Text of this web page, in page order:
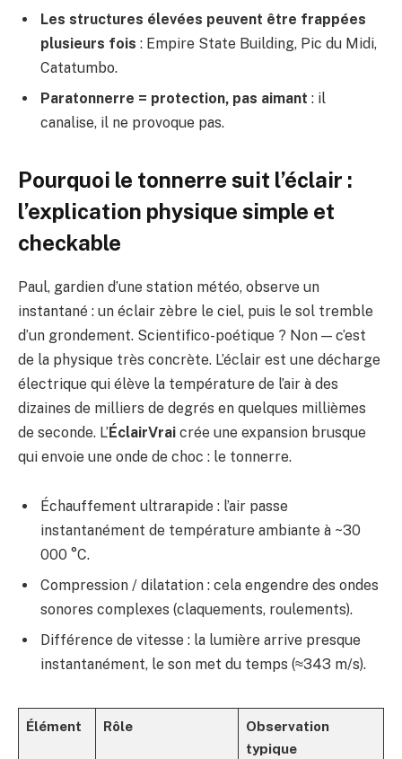
Les structures élevées peuvent être frappées
plusieurs fois : Empire State Building, Pic du Midi,
Catatumbo.
Paratonnerre = protection, pas aimant : il
canalise, il ne provoque pas.
Pourquoi le tonnerre suit l’éclair :
l’explication physique simple et
checkable
Paul, gardien d’une station météo, observe un
instantané : un éclair zèbre le ciel, puis le sol tremble
d’un grondement. Scientifico-poétique ? Non — c’est
de la physique très concrète. L’éclair est une décharge
électrique qui élève la température de l’air à des
dizaines de milliers de degrés en quelques millièmes
de seconde. L’ÉclairVrai crée une expansion brusque
qui envoie une onde de choc : le tonnerre.
Échauffement ultrarapide : l’air passe
instantanément de température ambiante à ~30
000 °C.
Compression / dilatation : cela engendre des ondes
sonores complexes (claquements, roulements).
Différence de vitesse : la lumière arrive presque
instantanément, le son met du temps (≈343 m/s).
Élément Rôle
Observation
typique